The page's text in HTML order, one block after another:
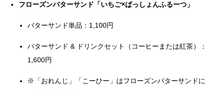
フローズンバターサンド「いちご×ぱっしょんふるーつ」
バターサンド単品：1,100円
バターサンド & ドリンクセット（コーヒーまたは紅茶）：
1,600円
※「おれんじ」「こーひー」はフローズンバターサンドに